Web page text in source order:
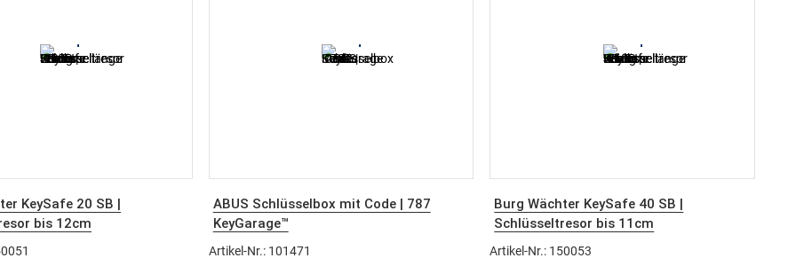
KeySafe 20 SB |
bis 12cm
ABUS Schlüsselbox mit Code | 787
KeyGarage™
Artikel-Nr.: 101471
Burg Wächter KeySafe 40 SB |
Schlüsseltresor bis 11cm
Schlüssellänge
Artikel-Nr.: 150053